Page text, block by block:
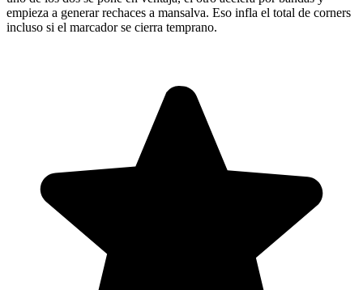
empieza a generar rechaces a mansalva. Eso infla el total de corners
incluso si el marcador se cierra temprano.